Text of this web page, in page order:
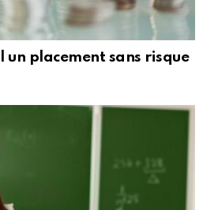
un placement sans risque